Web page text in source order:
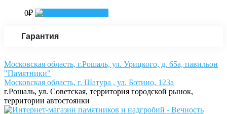
0₽
Гарантия
Московская область, г.Рошаль, ул. Урицкого, д. 65а, павильон
"Памятники"
Московская область, г. Шатура , ул. Ботино, 123а
г.Рошаль, ул. Советская, территория городской рынок,
территории автостоянки